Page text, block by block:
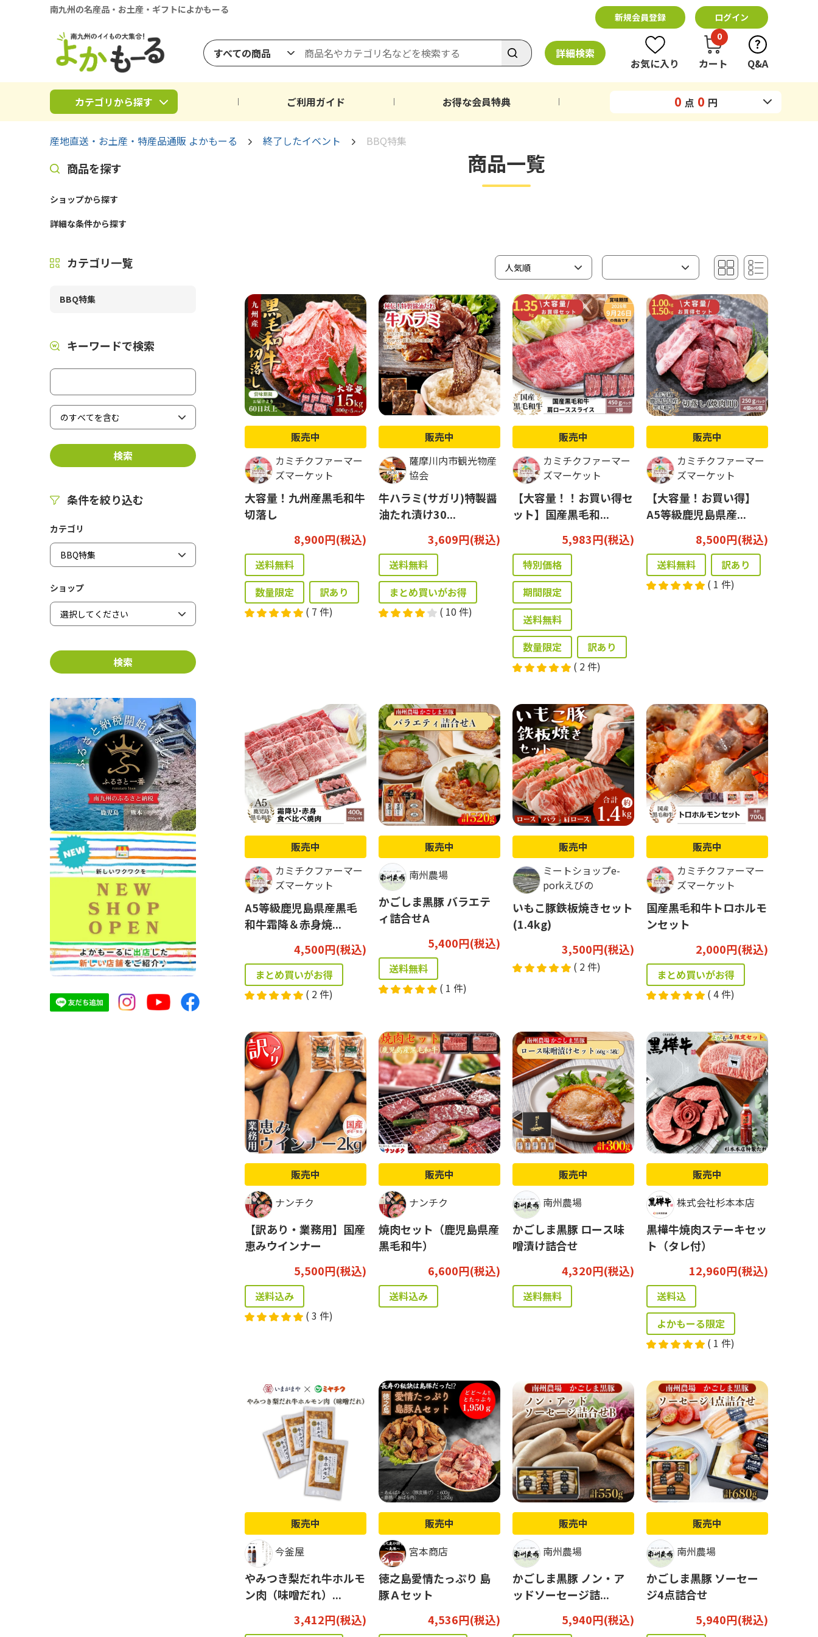
新規会員登録 ログイン
南九州の名産品・お土産・ギフトによかもーる
すべての商品 詳細検索
お気に入り
0
カート Q&A
カテゴリから探す ご利用ガイド お得な会員特典 0 点 0 円
産地直送・お土産・特産品通販 よかもーる 終了したイベント BBQ特集
商品を探す
ショップから探す
詳細な条件から探す
カテゴリ一覧
BBQ特集
キーワードで検索
条件を絞り込む
カテゴリ
ショップ
商品一覧
販売中
カミチクファーマー
ズマーケット
大容量！九州産黒毛和牛
切落し
8,900円(税込)
送料無料
数量限定
訳あり
( 7 件)
販売中
薩摩川内市観光物産
協会
牛ハラミ(サガリ)特製醤
油たれ漬け30...
3,609円(税込)
送料無料
まとめ買いがお得
( 10 件)
販売中
カミチクファーマー
ズマーケット
【大容量！！お買い得セ
ット】国産黒毛和...
5,983円(税込)
特別価格
期間限定
送料無料
数量限定
訳あり
( 2件)
販売中
カミチクファーマー
ズマーケット
【大容量！お買い得】
A5等級鹿児島県産...
8,500円(税込)
送料無料
訳あり
( 1 件)
販売中
カミチクファーマー
ズマーケット
A5等級鹿児島県産黒毛
和牛霜降＆赤身焼...
4,500円(税込)
まとめ買いがお得
( 2件)
販売中
南州農場
かごしま黒豚 バラエテ
ィ詰合せA
5,400円(税込)
送料無料
( 1 件)
販売中
ミートショップe-
porkえびの
いもこ豚鉄板焼きセット
(1.4kg)
3,500円(税込)
( 2件)
販売中
カミチクファーマー
ズマーケット
国産黒毛和牛トロホルモ
ンセット
2,000円(税込)
まとめ買いがお得
( 4件)
販売中
ナンチク
【訳あり・業務用】国産
恵みウインナー
5,500円(税込)
送料込み
( 3 件)
販売中
ナンチク
焼肉セット（鹿児島県産
黒毛和牛）
6,600円(税込)
送料込み
販売中
南州農場
かごしま黒豚 ロース味
噌漬け詰合せ
4,320円(税込)
送料無料
販売中
株式会社杉本本店
黒樺牛焼肉ステーキセッ
ト（タレ付）
12,960円(税込)
送料込
よかもーる限定
( 1 件)
販売中
今釜屋
やみつき梨だれ牛ホルモ
ン肉（味噌だれ）...
3,412円(税込)
販売中
宮本商店
徳之島愛情たっぷり 島
豚Ａセット
4,536円(税込)
販売中
南州農場
かごしま黒豚 ノン・ア
ッドソーセージ詰...
5,940円(税込)
販売中
南州農場
かごしま黒豚 ソーセー
ジ4点詰合せ
5,940円(税込)